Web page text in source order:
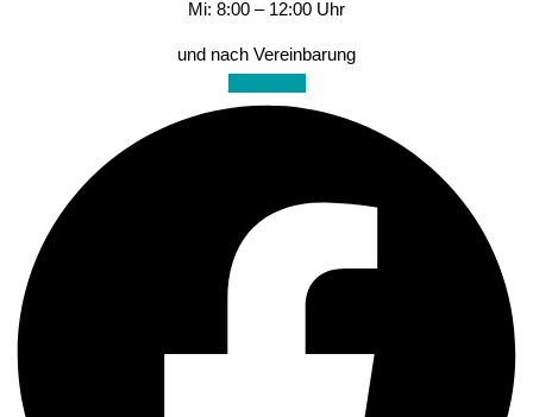
Mi: 8:00 – 12:00 Uhr
und nach Vereinbarung